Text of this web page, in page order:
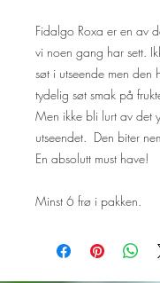
Fidalgo Roxa er en av
vi noen gang har sett.
søt i utseende men den
tydelig søt smak på
Men ikke bli lurt av det
utseendet. Den biter
En absolutt must have!
Minst 6 frø i pakken.